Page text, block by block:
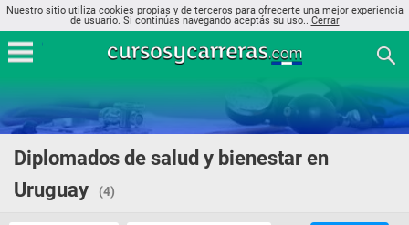
Nuestro sitio utiliza cookies propias y de terceros para ofrecerte una mejor experiencia
de usuario. Si continúas navegando aceptás su uso.. Cerrar
Diplomados de salud y bienestar en
Uruguay
(4)